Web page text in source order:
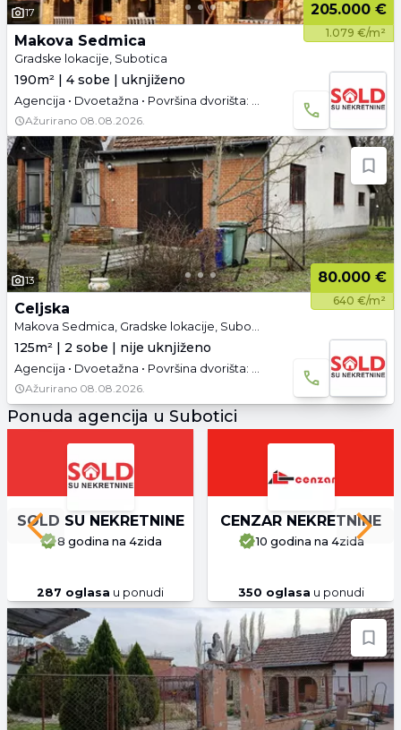
17 205.000 €
1.079 €/m²
Makova Sedmica
Gradske lokacije, Subotica
190m² | 4 sobe | uknjiženo
Agencija • Dvoetažna • Površina dvorišta: 10.82 a • Uknjižen • Parking • Video
Ažurirano 08.08.2026.
13 80.000 €
640 €/m²
Celjska
Makova Sedmica, Gradske lokacije, Subotica
125m² | 2 sobe | nije uknjiženo
Agencija • Dvoetažna • Površina dvorišta: 55.27 a •
Ažurirano 08.08.2026.
Ponuda agencija u Subotici
SOLD SU NEKRETNINE
8 godina na 4zida
287 oglasa u ponudi
CENZAR NEKRETNINE
10 godina na 4zida
350 oglasa u ponudi
Previous slide Next